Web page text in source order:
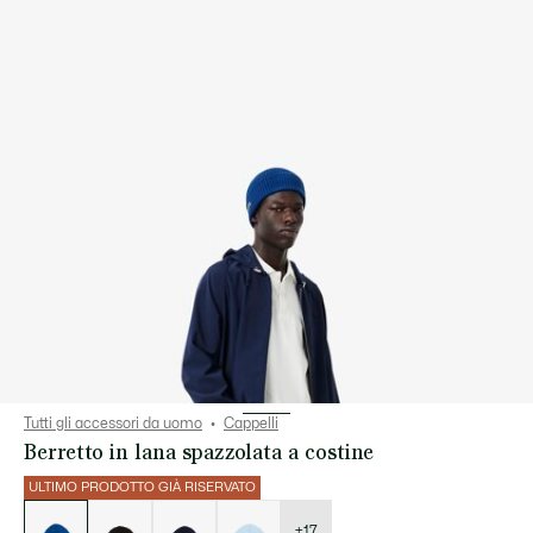
Tutti gli accessori da uomo Cappelli
Berretto in lana spazzolata a costine
ULTIMO PRODOTTO GIÀ RISERVATO
varianti